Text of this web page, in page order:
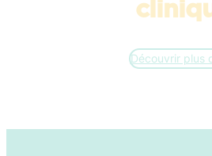
Découvrir plus